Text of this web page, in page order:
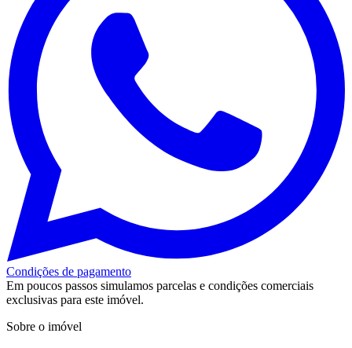
Condições de pagamento
Em poucos passos simulamos parcelas e condições comerciais
exclusivas para este imóvel.
Sobre o imóvel